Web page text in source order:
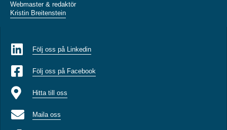
Webmaster & redaktör
Kristin Breitenstein
Följ oss på Linkedin
Följ oss på Facebook
Hitta till oss
Maila oss